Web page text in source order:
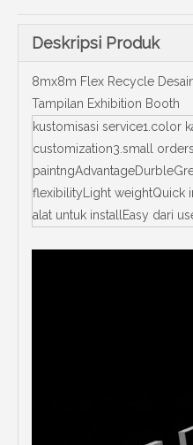
Deskripsi Produk
8mx8m Flex Recycle
Tampilan Exhibition Booth
kustomisasi service1.color
customization3.small
flexibilityLight weightQuick
alat untuk installEasy dari